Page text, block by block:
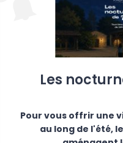
mai 2019
mars
février
Ateliers
Les
Pour vous offrir une
au long de l'été,